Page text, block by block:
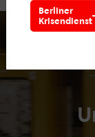
Berliner
Krisendienst